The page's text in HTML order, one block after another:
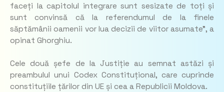
faceți la capitolul integrare sunt sesizate de toți și
sunt convinsă că la referendumul de la finele
săptămânii oamenii vor lua decizii de viitor asumate”, a
opinat Ghorghiu.
Cele două șefe de la Justiție au semnat astăzi și
preambulul unui Codex Constituțional, care cuprinde
constituțiile țărilor din UE și cea a Republicii Moldova.